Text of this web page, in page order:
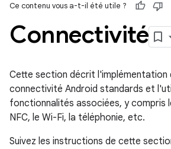
Ce contenu vous a-t-il été utile ?
Connectivité
Cette section décrit
connectivité Android standards et
fonctionnalités associées, y compris
NFC, le Wi-Fi, la téléphonie, etc.
Suivez les instructions de cette